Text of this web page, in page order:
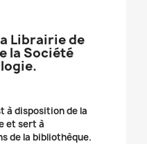
Librairie de
la Société
à disposition de la
et sert à
de la bibliothèque.